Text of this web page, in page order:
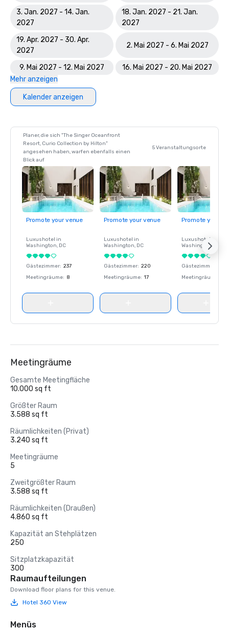
3. Jan. 2027 - 14. Jan.
2027
18. Jan. 2027 - 21. Jan.
2027
19. Apr. 2027 - 30. Apr.
2027
2. Mai 2027 - 6. Mai 2027
9. Mai 2027 - 12. Mai 2027
16. Mai 2027 - 20. Mai 2027
Mehr anzeigen
Kalender anzeigen
Planer, die sich "The Singer Oceanfront
Resort, Curio Collection by Hilton"
angesehen haben, warfen ebenfalls einen
Blick auf
5 Veranstaltungsorte
Promote your venue
Luxushotel in
Washington, DC
Gästezimmer: 237
Meetingräume: 8
Promote your venue
Luxushotel in
Washington, DC
Gästezimmer: 220
Meetingräume: 17
Promote your
Luxushotel in
Washington
Gästezimmer
Meetingräume
Meetingräume
Gesamte Meetingfläche
10.000 sq ft
Größter Raum
3.588 sq ft
Räumlichkeiten (Privat)
3.240 sq ft
Meetingräume
5
Zweitgrößter Raum
3.588 sq ft
Räumlichkeiten (Draußen)
4.860 sq ft
Kapazität an Stehplätzen
250
Sitzplatzkapazität
300
Raumaufteilungen
Download floor plans for this venue.
Hotel 360 View
Menüs